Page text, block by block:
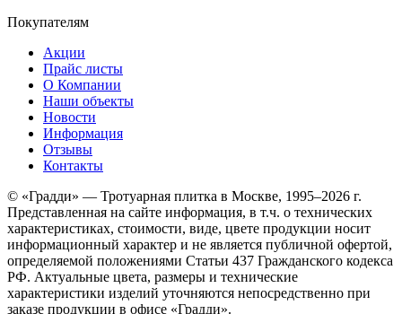
Покупателям
Акции
Прайс листы
О Компании
Наши объекты
Новости
Информация
Отзывы
Контакты
© «Градди» — Тротуарная плитка в Москве, 1995–2026 г.
Представленная на сайте информация, в т.ч. о технических
характеристиках, стоимости, виде, цвете продукции носит
информационный характер и не является публичной офертой,
определяемой положениями Статьи 437 Гражданского кодекса
РФ. Актуальные цвета, размеры и технические
характеристики изделий уточняются непосредственно при
заказе продукции в офисе «Градди».